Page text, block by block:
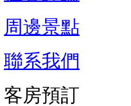
周邊景點
聯系我們
客房預訂